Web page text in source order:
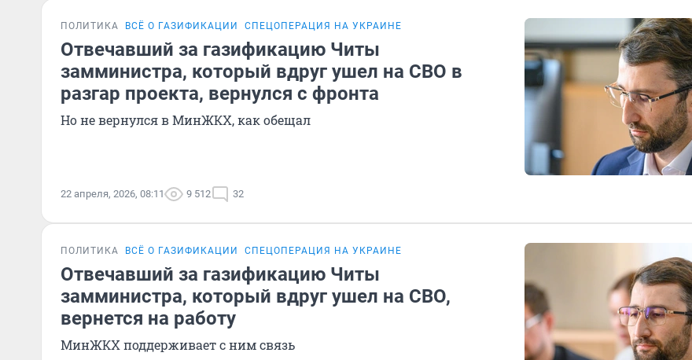
ПОЛИТИКА ВСЁ О ГАЗИФИКАЦИИ СПЕЦОПЕРАЦИЯ НА УКРАИНЕ
Отвечавший за газификацию Читы
замминистра, который вдруг ушел на СВО в
разгар проекта, вернулся с фронта
Но не вернулся в МинЖКХ, как обещал
22 апреля, 2026, 08:11 9 512 32
ПОЛИТИКА ВСЁ О ГАЗИФИКАЦИИ СПЕЦОПЕРАЦИЯ НА УКРАИНЕ
Отвечавший за газификацию Читы
замминистра, который вдруг ушел на СВО,
вернется на работу
МинЖКХ поддерживает с ним связь